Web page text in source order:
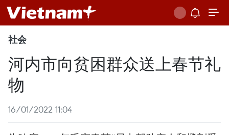
社会
河内市向贫困群众送上春节礼
物
16/01/2022 11:04